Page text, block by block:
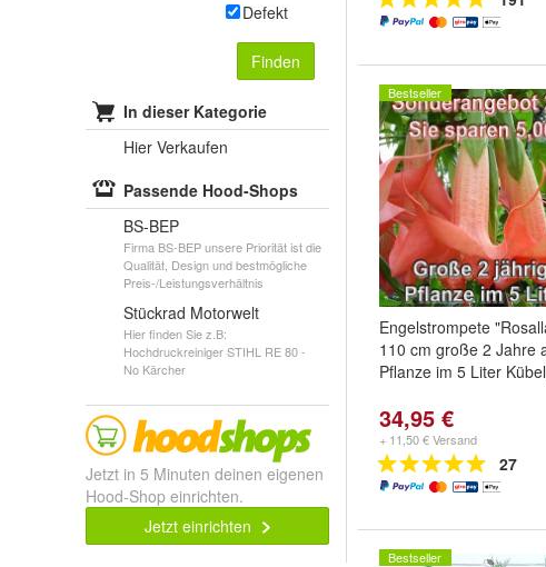
Defekt
Finden
In dieser Kategorie
Hier Verkaufen
Passende Hood-Shops
BS-BEP
Firma BS-BEP unsere Priorität ist die
Qualität, Design und bestmögliche
Preis-/Leistungsverhältnis
Stückrad Motorwelt
Hier finden Sie z.B:
Hochdruckreiniger STIHL RE 80 -
No Kärcher
Jetzt in 5 Minuten deinen eigenen
Hood-Shop einrichten.
Jetzt einrichten
Bestseller
Engelstrompete
110 cm große 2 Jahre
Pflanze im 5 Liter
34,95 €
+ 11,50 € Versand
27
Bestseller